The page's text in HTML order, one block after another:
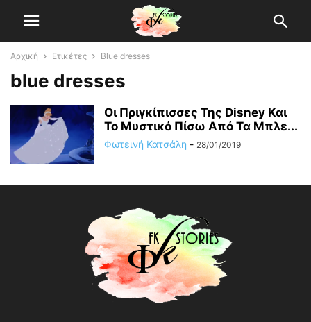
Αρχική Ετικέτες Blue dresses
blue dresses
Οι Πριγκίπισσες Της Disney Και
Το Μυστικό Πίσω Από Τα Μπλε...
Φωτεινή Κατσάλη - 28/01/2019